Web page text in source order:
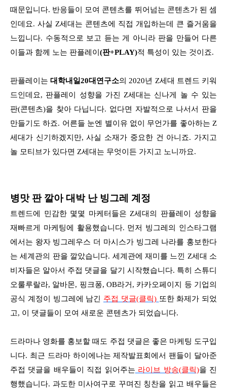
때문입니다. 반응들이 모여 콘텐츠를 뛰어넘는 콘텐츠가 된 셈
인데요. 사실 Z세대는 콘텐츠에 직접 개입하는데 큰 즐거움을
느낍니다. 수동적으로 보고 듣는 게 아니라 판을 만들어 다른
이들과 함께 노는 판플레이 (판+PLAY)적 특성이 있는 것이죠.
판플레이는대학내일20대연구소의 2020년 Z세대 트렌드 키워
드인데요, 판플레이 성향을 가진 Z세대는 신나게 놀 수 있는
판(콘텐츠)을 찾아 다닙니다. 없다면 자발적으로 나서서 판을
만들기도 하죠. 어른들 눈엔 별이유 없이 무언가를 좋아하는 Z
세대가 신기하겠지만, 사실 소재가 중요한 건 아니죠. 가지고
놀 모티브가 있다면 Z세대는 무엇이든 가지고 노니까요.
병맛 판 깔아 대박 난 빙그레 계정
트렌드에 민감한 몇몇 마케터들은 Z세대의 판플레이 성향을
재빠르게 마케팅에 활용했습니다. 먼저 빙그레의 인스타그램
에서는 왕자 빙그레우스 더 마시스가 빙그레 나라를 홍보한다
는 세계관의 판을 깔았습니다. 세계관에 재미를 느낀 Z세대 소
비자들은 알아서 주접 댓글을 달기 시작했습니다. 특히 스튜디
오룰루랄라, 알바몬, 핑크퐁, OB라거, 카카오페이지 등 기업의
공식 계정이 빙그레에 남긴 주접 댓글(클릭) 또한 화제가 되었
고, 이 댓글들이 모여 새로운 콘텐츠가 되었습니다.
드라마나 영화를 홍보할 때도 주접 댓글은 좋은 마케팅 도구입
니다. 최근 드라마 하이에나는 제작발표회에서 팬들이 달아준
주접 댓글을 배우들이 직접 읽어주는 라이브 방송(클릭)을 진
행했습니다. 과도한 미사여구로 꾸며진 칭찬을 읽고 배우들은